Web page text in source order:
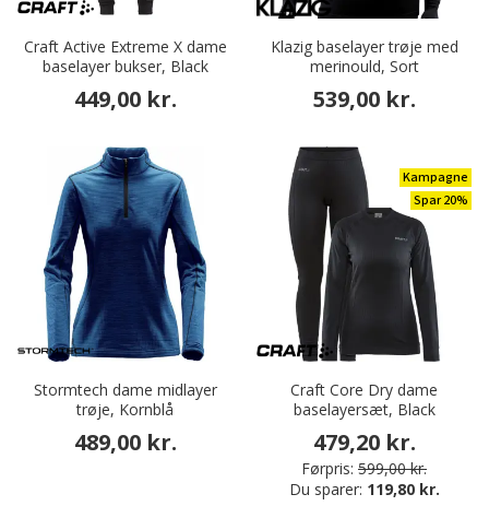
Craft Active Extreme X dame
baselayer bukser, Black
449,00 kr.
Klazig baselayer trøje med
merinould, Sort
539,00 kr.
Stormtech dame midlayer
trøje, Kornblå
489,00 kr.
Kampagne
Spar 20%
Craft Core Dry dame
baselayersæt, Black
479,20 kr.
Førpris: 599,00 kr.
Du sparer: 119,80 kr.